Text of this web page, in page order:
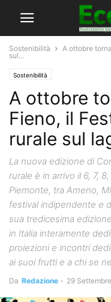
Sostenibilità
A ottobre
sul...
Sostenibilità
A ottobre
Fieno, il
rurale sul
La nuova edizione di
rurale è in arrivo il 6, 7,
Piemonte, tra Ameno,
festival indipendente e
sua tredicesima
in Italia interamente
proiezioni e incontri
ai suoi frutti e a chi se
Da Redazione - 29